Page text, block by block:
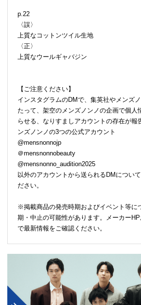
p.22
〈誤〉
上質なコットンツイル生地
〈正〉
上質なウールギャバジン
【ご注意ください】
インスタグラムのDMで、集英社やメンズ
たって、架空のメンズノンノの企画で個人
らせる、なりすましアカウントの存在が報
ンズノンノの3つの公式アカウント
@mensnonnojp
＠mensnonnobeauty
@mensnonno_audition2025
以外のアカウントから送られるDMについ
ださい。
※掲載商品の発売時期およびイベント等に
期・中止の可能性があります。メーカー
で最新情報をご確認ください。